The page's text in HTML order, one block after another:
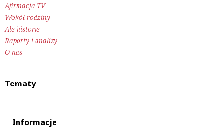
Afirmacja TV
Wokół rodziny
Ale historie
Raporty i analizy
O nas
Tematy
Informacje